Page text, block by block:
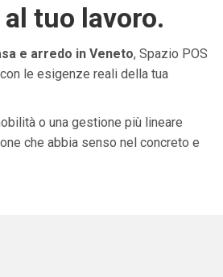
tuo lavoro.
e arredo in Veneto, Spazio POS
le esigenze reali della tua
o una gestione più lineare
che abbia senso nel concreto e